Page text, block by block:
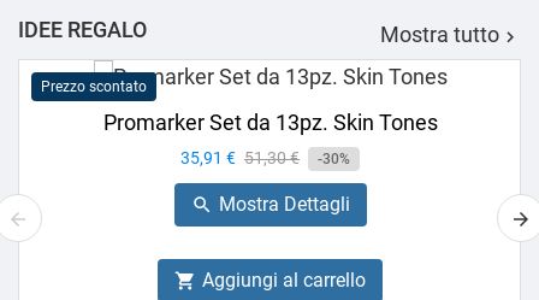
IDEE REGALO Mostra tutto 
Prezzo scontato
Promarker Set da 13pz. Skin Tones
Prezzo
35,91 € Prezzo
base
51,30 € -30%
 Mostra Dettagli
 Aggiungi al carrello